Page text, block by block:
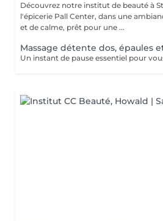
Découvrez notre institut de beauté à
l'épicerie Pall Center, dans une
et de calme, prêt pour une ...
Massage détente dos, épaules